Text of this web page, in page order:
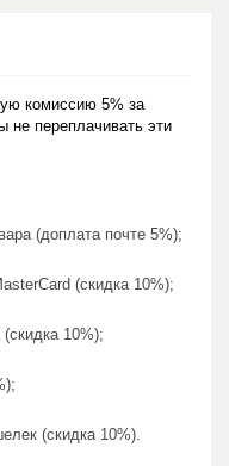
комиссию 5% за
не переплачивать эти
(доплата почте 5%);
(скидка 10%);
(скидка 10%);
(скидка 10%).